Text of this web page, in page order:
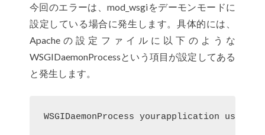
今回のエラーは、mod_wsgiをデーモンモードに
設定している場合に発生します。具体的には、
Apacheの設定ファイルに以下のような
WSGIDaemonProcessという項目が設定してある
と発生します。
WSGIDaemonProcess yourapplication